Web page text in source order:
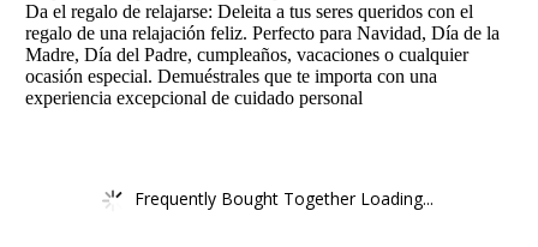
Da el regalo de relajarse: Deleita a tus seres queridos con el
regalo de una relajación feliz. Perfecto para Navidad, Día de la
Madre, Día del Padre, cumpleaños, vacaciones o cualquier
ocasión especial. Demuéstrales que te importa con una
experiencia excepcional de cuidado personal
Frequently Bought Together Loading...